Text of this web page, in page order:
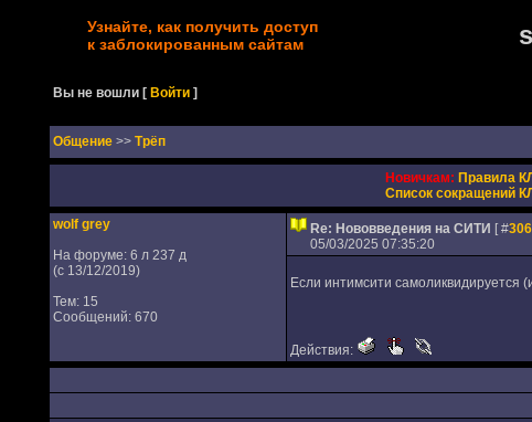
Узнайте, как получить доступ
к заблокированным сайтам
Вы не вошли [Войти ]
Oбщение >> Трёп
Новичкам: Правила
Список сокращений
wolf grey
На форуме: 6 л 237 д
(с 13/12/2019)
Тем: 15
Сообщений: 670
Re: Нововведения на СИТИ [ #
05/03/2025 07:35:20
Если интимсити самоликвидируется
Действия: